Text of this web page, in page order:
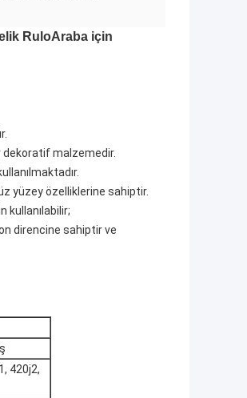
RuloAraba için
dekoratif malzemedir.
yüzey özelliklerine sahiptir.
kullanılabilir;
direncine sahiptir ve
420j2,